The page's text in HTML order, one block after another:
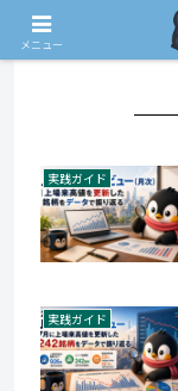
実践ガイド
実践ガイド
メニュー